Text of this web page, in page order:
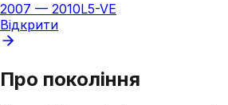
2007 — 2010L5-VE
Відкрити
Про покоління